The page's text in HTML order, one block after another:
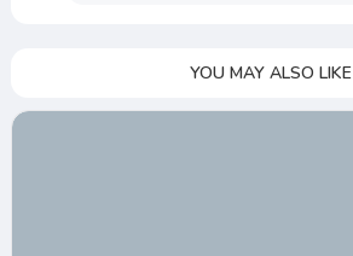
YOU MAY ALSO LIKE